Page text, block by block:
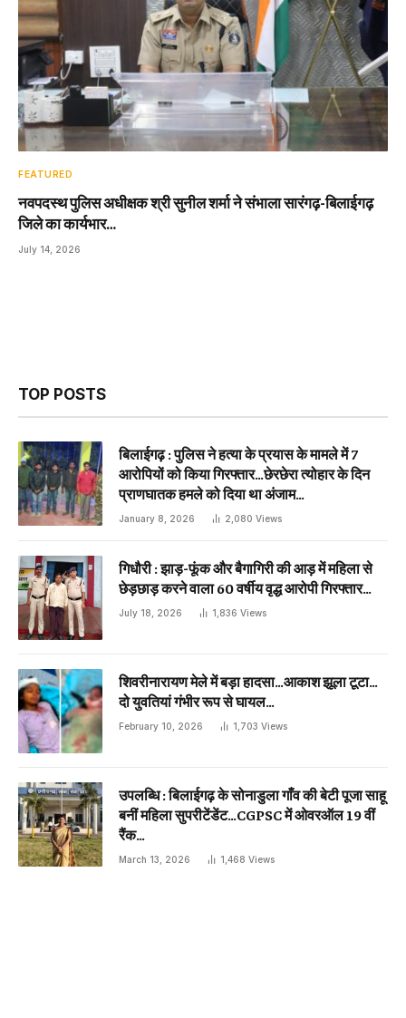
FEATURED
नवपदस्थ पुलिस अधीक्षक श्री सुनील शर्मा ने संभाला सारंगढ़-बिलाईगढ़
जिले का कार्यभार…
July 14, 2026
TOP POSTS
बिलाईगढ़ : पुलिस ने हत्या के प्रयास के मामले में 7
आरोपियों को किया गिरफ्तार…छेरछेरा त्योहार के दिन
प्राणघातक हमले को दिया था अंजाम…
January 8, 2026 2,080 Views
गिधौरी : झाड़-फूंक और बैगागिरी की आड़ में महिला से
छेड़छाड़ करने वाला 60 वर्षीय वृद्ध आरोपी गिरफ्तार…
July 18, 2026 1,836 Views
शिवरीनारायण मेले में बड़ा हादसा…आकाश झूला टूटा…
दो युवतियां गंभीर रूप से घायल…
February 10, 2026 1,703 Views
उपलब्धि : बिलाईगढ़ के सोनाडुला गाँव की बेटी पूजा साहू
बनीं महिला सुपरीटेंडेंट…CGPSC में ओवरऑल 19 वीं
रैंक…
March 13, 2026 1,468 Views